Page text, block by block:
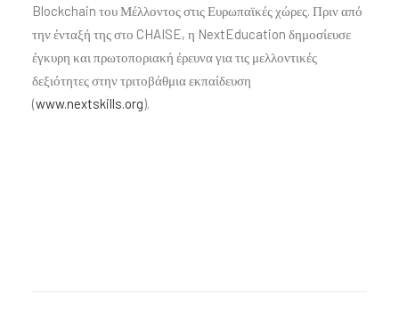
Blockchain του Μέλλοντος στις Ευρωπαϊκές χώρες. Πριν από
την ένταξή της στο CHAISE, η NextEducation δημοσίευσε
έγκυρη και πρωτοποριακή έρευνα για τις μελλοντικές
δεξιότητες στην τριτοβάθμια εκπαίδευση
(www.nextskills.org).